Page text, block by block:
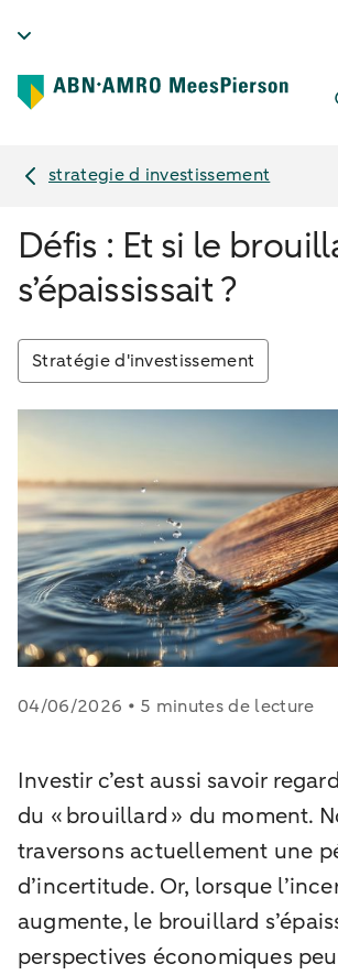
strategie d investissement
Défis : Et si le
s’épaississait ?
Stratégie d'investissement
04/06/2026 • 5 minutes de lecture
Investir c’est aussi savoir
du « brouillard » du moment.
traversons actuellement une
d’incertitude. Or, lorsque
augmente, le brouillard
perspectives économiques